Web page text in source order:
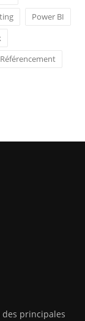
Power BI
Référencement
des principales